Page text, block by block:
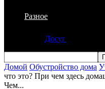
Разное
Досуг
Домой Обустройство дома
что это? При чем здесь
Чем...